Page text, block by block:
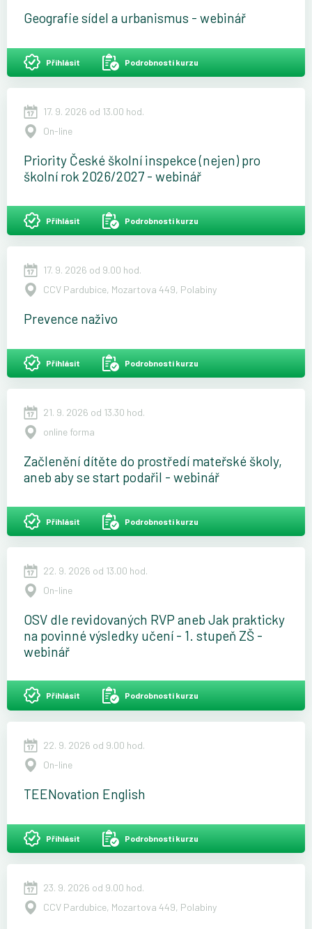
Geografie sídel a urbanismus - webinář
Přihlásit Podrobnosti kurzu
17. 9. 2026 od 13.00 hod.
On-line
Priority České školní inspekce (nejen) pro
školní rok 2026/2027 - webinář
Přihlásit Podrobnosti kurzu
17. 9. 2026 od 9.00 hod.
CCV Pardubice, Mozartova 449, Polabiny
Prevence naživo
Přihlásit Podrobnosti kurzu
21. 9. 2026 od 13.30 hod.
online forma
Začlenění dítěte do prostředí mateřské školy,
aneb aby se start podařil - webinář
Přihlásit Podrobnosti kurzu
22. 9. 2026 od 13.00 hod.
On-line
OSV dle revidovaných RVP aneb Jak prakticky
na povinné výsledky učení - 1. stupeň ZŠ -
webinář
Přihlásit Podrobnosti kurzu
22. 9. 2026 od 9.00 hod.
On-line
TEENovation English
Přihlásit Podrobnosti kurzu
23. 9. 2026 od 9.00 hod.
CCV Pardubice, Mozartova 449, Polabiny